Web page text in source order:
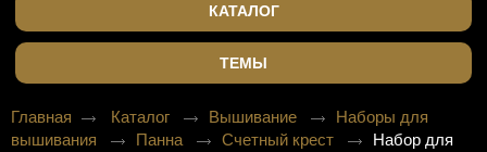
КАТАЛОГ
ТЕМЫ
Главная Каталог Вышивание
Наборы для
вышивания
Панна Счетный крест
Набор для